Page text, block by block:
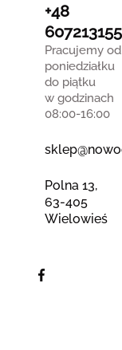
+48
607213155
Pracujemy od
poniedziałku
do piątku
w godzinach
08:00-16:00
Polna 13,
63-405
Wielowieś